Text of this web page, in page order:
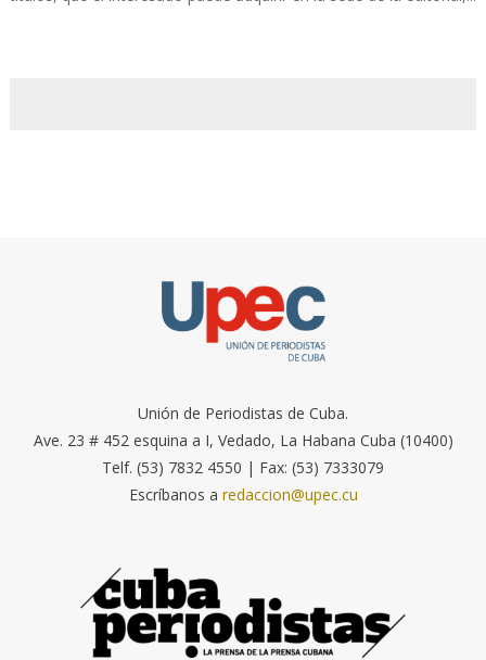
Unión de Periodistas de Cuba.
Ave. 23 # 452 esquina a I, Vedado, La Habana Cuba (10400)
Telf. (53) 7832 4550 | Fax: (53) 7333079
Escríbanos a redaccion@upec.cu